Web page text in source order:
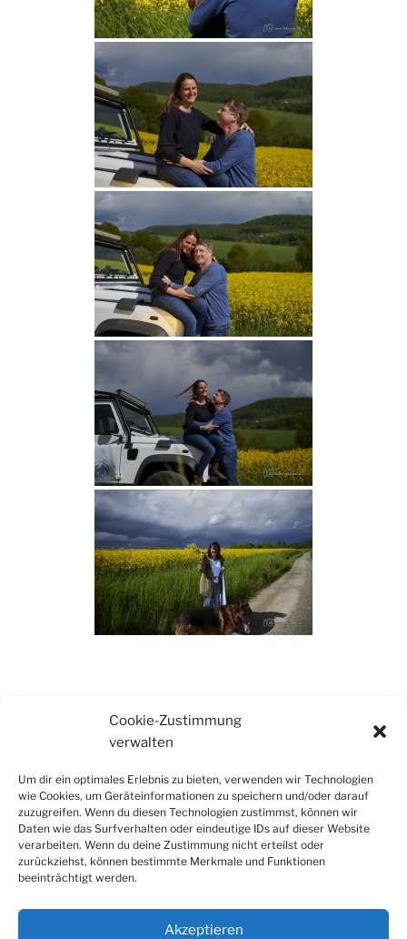
Cookie-Zustimmung
verwalten
Um dir ein optimales Erlebnis zu bieten, verwenden wir Technologien
wie Cookies, um Geräteinformationen zu speichern und/oder darauf
zuzugreifen. Wenn du diesen Technologien zustimmst, können wir
Daten wie das Surfverhalten oder eindeutige IDs auf dieser Website
verarbeiten. Wenn du deine Zustimmung nicht erteilst oder
zurückziehst, können bestimmte Merkmale und Funktionen
beeinträchtigt werden.
Akzeptieren
www.thkraemer.de
www.tosuverbindet.de